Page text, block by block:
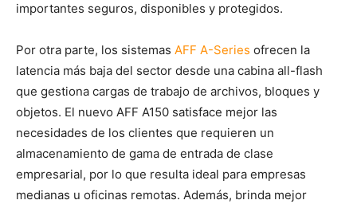
importantes seguros, disponibles y protegidos.
Por otra parte, los sistemas AFF A-Series ofrecen la
latencia más baja del sector desde una cabina all-flash
que gestiona cargas de trabajo de archivos, bloques y
objetos. El nuevo AFF A150 satisface mejor las
necesidades de los clientes que requieren un
almacenamiento de gama de entrada de clase
empresarial, por lo que resulta ideal para empresas
medianas u oficinas remotas. Además, brinda mejor